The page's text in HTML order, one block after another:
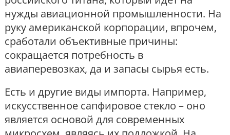
нужды авиационной промышленности. На
руку американской корпорации, впрочем,
сработали объективные причины:
сокращается потребность в
авиаперевозках, да и запасы сырья есть.
Есть и другие виды импорта. Например,
искусственное сапфировое стекло – оно
является основой для современных